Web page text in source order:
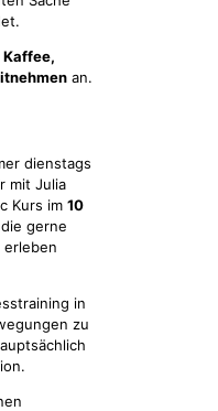
Kaffee,
an.
dienstags
mit Julia
Kurs im 10
gerne
erleben
in
zu